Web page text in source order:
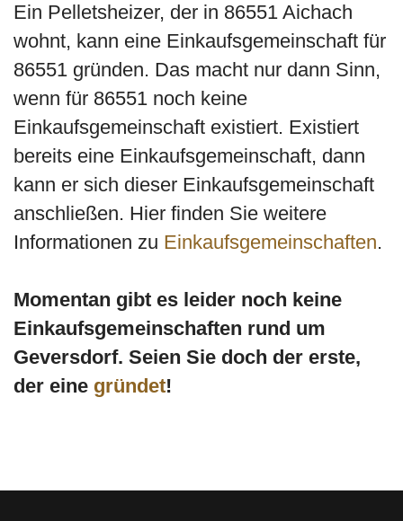
Ein Pelletsheizer, der in 86551 Aichach
wohnt, kann eine Einkaufsgemeinschaft für
86551 gründen. Das macht nur dann Sinn,
wenn für 86551 noch keine
Einkaufsgemeinschaft existiert. Existiert
bereits eine Einkaufsgemeinschaft, dann
kann er sich dieser Einkaufsgemeinschaft
anschließen. Hier finden Sie weitere
Informationen zu Einkaufsgemeinschaften.
Momentan gibt es leider noch keine
Einkaufsgemeinschaften rund um
Geversdorf. Seien Sie doch der erste,
der eine gründet!